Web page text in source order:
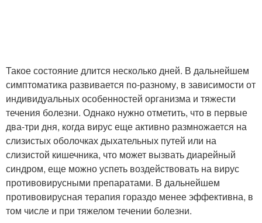
Такое состояние длится несколько дней. В дальнейшем
симптоматика развивается по-разному, в зависимости от
индивидуальных особенностей организма и тяжести
течения болезни. Однако нужно отметить, что в первые
два-три дня, когда вирус еще активно размножается на
слизистых оболочках дыхательных путей или на
слизистой кишечника, что может вызвать диарейный
синдром, еще можно успеть воздействовать на вирус
противовирусными препаратами. В дальнейшем
противовирусная терапия гораздо менее эффективна, в
том числе и при тяжелом течении болезни.